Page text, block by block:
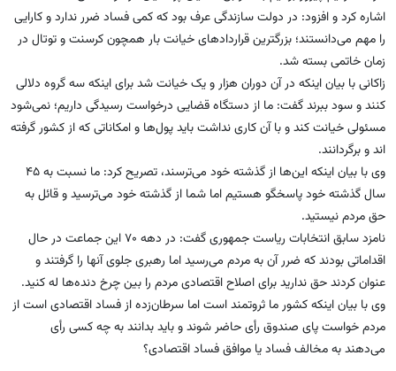
اشاره کرد و افزود: در دولت سازندگی عرف بود که کمی فساد ضرر ندارد و کارایی
را مهم می‌دانستند؛ بزرگترین قراردادهای خیانت بار همچون کرسنت و توتال در
زمان خاتمی بسته شد.
زاکانی با بیان اینکه در آن دوران هزار و یک خیانت شد برای اینکه سه گروه دلالی
کنند و سود ببرند گفت: ما از دستگاه قضایی درخواست رسیدگی داریم؛ نمی‌شود
مسئولی خیانت کند و با آن کاری نداشت باید پول‌ها و امکاناتی که از کشور گرفته
اند و برگردانند.
وی با بیان اینکه این‌ها از گذشته خود می‌ترسند، تصریح کرد: ما نسبت به ۴۵
سال گذشته خود پاسخگو هستیم اما شما از گذشته خود می‌ترسید و قائل به
حق مردم نیستید.
نامزد سابق انتخابات ریاست جمهوری گفت: در دهه ۷۰ این جماعت در حال
اقداماتی بودند که ضرر آن به مردم می‌رسید اما رهبری جلوی آنها را گرفتند و
عنوان کردند حق ندارید برای اصلاح اقتصادی مردم را بین چرخ دنده‌ها له کنید.
‌وی با بیان اینکه کشور ما ثروتمند است اما سرطان‌زده از فساد اقتصادی است از
مردم خواست پای صندوق رأی حاضر شوند و باید بدانند به چه کسی رأی
می‌دهند به مخالف فساد یا موافق فساد اقتصادی؟